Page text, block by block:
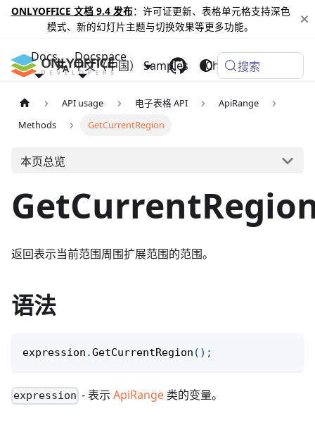
ONLYOFFICE 文档 9.4 发布：许可证更新、表格单元格支持深色
模式、新的幻灯片主题与切换效果等更多功能。
Docs Docspace
Samples Changelog
中文（中国） 搜索
API usage 电子表格 API
ApiRange
Methods
GetCurrentRegion
本页总览
返回表示当前范围周围扩展范围的范围。
语法
expression .GetCurrentRegion ( ) ;
expression - 表示ApiRange 类的变量。